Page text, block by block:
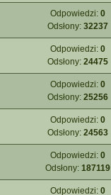
Odpowiedzi: 0
Odsłony: 32237
Odpowiedzi: 0
Odsłony: 24475
Odpowiedzi: 0
Odsłony: 25256
Odpowiedzi: 0
Odsłony: 24563
Odpowiedzi: 0
Odsłony: 187119
Odpowiedzi: 0